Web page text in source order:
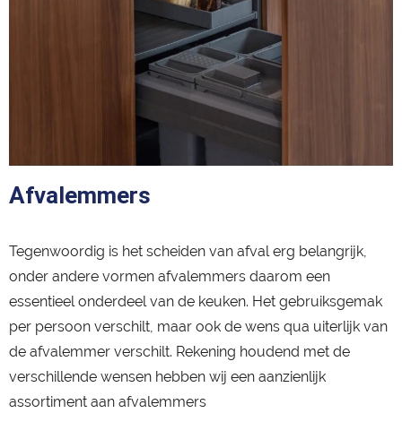
Afvalemmers
Tegenwoordig is het scheiden van afval erg belangrijk,
onder andere vormen afvalemmers daarom een
essentieel onderdeel van de keuken. Het gebruiksgemak
per persoon verschilt, maar ook de wens qua uiterlijk van
de afvalemmer verschilt. Rekening houdend met de
verschillende wensen hebben wij een aanzienlijk
assortiment aan afvalemmers